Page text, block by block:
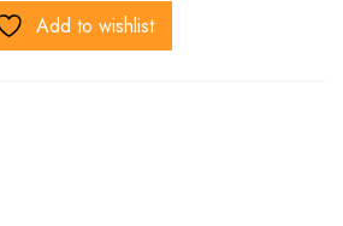
Add to wishlist